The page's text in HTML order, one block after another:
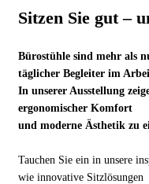
Sitzen Sie gut –
Bürostühle sind mehr als
täglicher Begleiter im
In unserer Ausstellung
ergonomischer Komfort
und moderne Ästhetik zu
Tauchen Sie ein in unsere
wie innovative Sitzlösungen